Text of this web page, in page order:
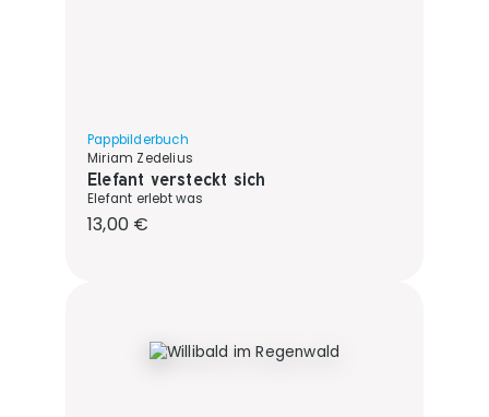
Pappbilderbuch
Miriam Zedelius
Elefant versteckt sich
Elefant erlebt was
Regulärer Preis:
13,00 €